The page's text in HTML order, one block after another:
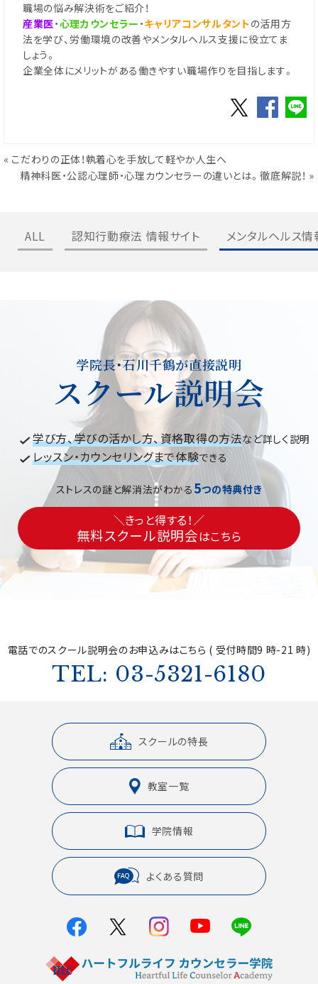
職場の悩み解決術をご紹介！
産業医・心理カウンセラー ・キャリアコンサルタントの活用方
法を学び、労働環境の改善やメンタルヘルス支援に役立てま
しょう。
企業全体にメリットがある働きやすい職場作りを目指します。
« こだわりの正体！執着心を手放して軽やか人生へ
精神科医・公認心理師・心理カウンセラーの違いとは。徹底解説！ »
ALL 認知行動療法 情報サイト メンタルヘルス
学院長・石川千鶴が直接説明
スクール説明会
学び方、学びの活かし方、資格取得の方法など詳しく説明
レッスン・カウンセリングまで体験できる
ストレスの謎と解消法がわかる 5つの特典付き
＼きっと得する！／
無料スクール説明会はこちら
電話でのスクール説明会のお申込みはこちら ( 受付時間9 時-21 時)
TEL: 03-5321-6180
スクールの特長
教室一覧
学院情報
よくある質問